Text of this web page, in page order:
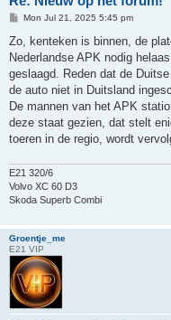
P
s
Mon Jul 21, 2025 5:45 pm
Zo, kenteken is binnen, de
Nederlandse APK nodig
geslaagd. Reden dat de
de auto niet in Duitsland
De mannen van het APK
deze staat gezien, dat stelt
toeren in de regio, wordt
E21 320/6
Volvo XC 60 D3
Skoda Superb Combi
Groentje_me
E21 VIP